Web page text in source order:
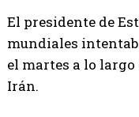
El presidente de
mundiales
el martes a lo
Irán.